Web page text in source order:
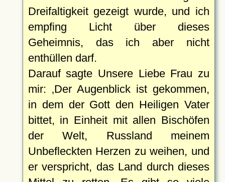
Dreifaltigkeit gezeigt wurde, und ich
empfing Licht über dieses
Geheimnis, das ich aber nicht
enthüllen darf.
Darauf sagte Unsere Liebe Frau zu
mir:
Der Augenblick ist gekommen,
in dem der Gott den Heiligen Vater
bittet, in Einheit mit allen Bischöfen
der Welt, Russland meinem
Unbefleckten Herzen zu weihen, und
er verspricht, das Land durch dieses